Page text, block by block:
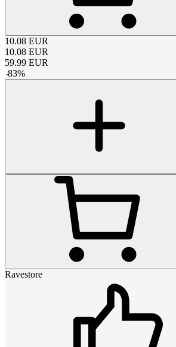
10.08 EUR
10.08 EUR
59.99 EUR
-83%
Ravestore